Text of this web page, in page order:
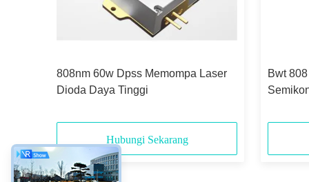
808nm 60w Dpss Memompa Laser
Dioda Daya Tinggi
Hubungi Sekarang
Bwt